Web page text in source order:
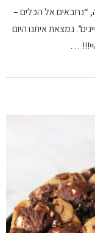
“נחבאים אל הכלים –
נמצאת איתנו היום
…